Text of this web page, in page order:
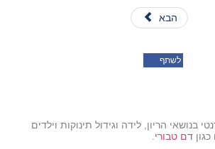
הבא
לשתף
בנושאי הריון, לידה וגידול תינוקות וילדים
דם טבורי